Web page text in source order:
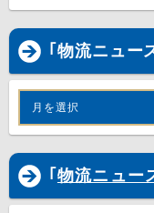
｢物流ニュー
月を選択
｢ 物流ニュー